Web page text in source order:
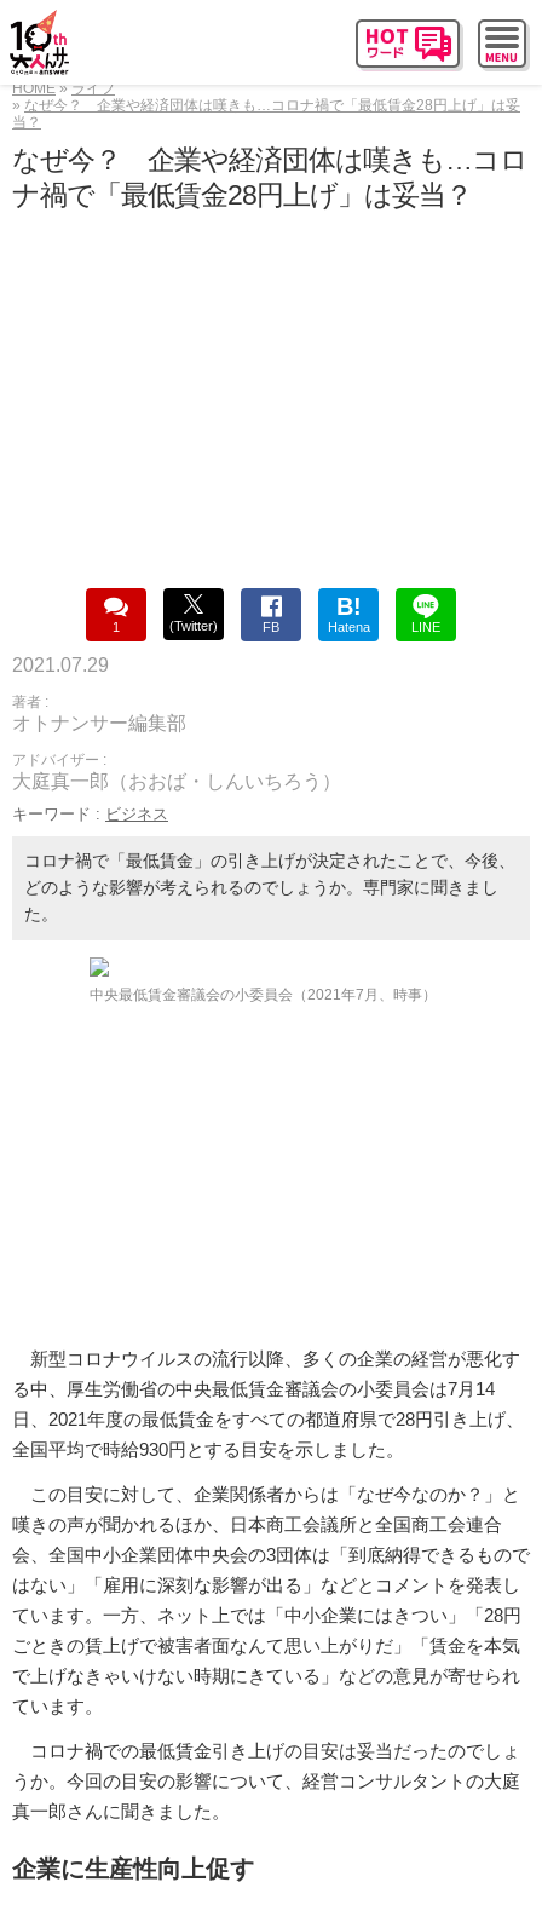
HOME
ライフ
なぜ今？ 企業や経済団体は嘆きも…コロナ禍で「最低賃金28円上げ」は妥
当？
なぜ今？ 企業や経済団体は嘆きも…コロ
ナ禍で「最低賃金28円上げ」は妥当？
1 (Twitter) FB
B!
Hatena LINE
2021.07.29
著者 :
オトナンサー編集部
アドバイザー :
大庭真一郎（おおば・しんいちろう）
キーワード : ビジネス
コロナ禍で「最低賃金」の引き上げが決定されたことで、今後、
どのような影響が考えられるのでしょうか。専門家に聞きまし
た。
中央最低賃金審議会の小委員会（2021年7月、時事）
新型コロナウイルスの流行以降、多くの企業の経営が悪化す
る中、厚生労働省の中央最低賃金審議会の小委員会は7月14
日、2021年度の最低賃金をすべての都道府県で28円引き上げ、
全国平均で時給930円とする目安を示しました。
この目安に対して、企業関係者からは「なぜ今なのか？」と
嘆きの声が聞かれるほか、日本商工会議所と全国商工会連合
会、全国中小企業団体中央会の3団体は「到底納得できるもので
はない」「雇用に深刻な影響が出る」などとコメントを発表し
ています。一方、ネット上では「中小企業にはきつい」「28円
ごときの賃上げで被害者面なんて思い上がりだ」「賃金を本気
で上げなきゃいけない時期にきている」などの意見が寄せられ
ています。
コロナ禍での最低賃金引き上げの目安は妥当だったのでしょ
うか。今回の目安の影響について、経営コンサルタントの大庭
真一郎さんに聞きました。
企業に生産性向上促す